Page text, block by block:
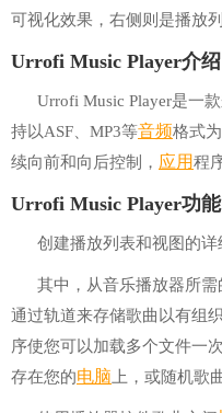
可视化效果，右侧则是播放列
Urrofi Music Player介绍
Urrofi Music Player是一
持以ASF、MP3等音频格式
续向前和向后控制， 应用程
Urrofi Music Player功能
创建播放列表和视图的详
其中，从音乐播放器所
通过轨道来存储歌曲以有组
序使您可以加载多个文件一
存在您的电脑上，或随机歌